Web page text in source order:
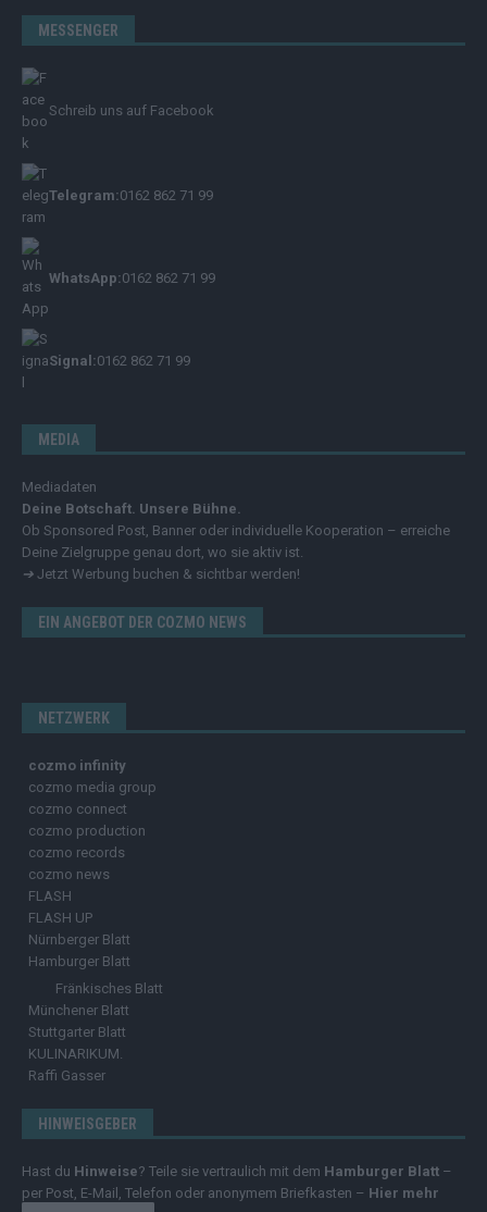
MESSENGER
Schreib uns auf Facebook
Telegram:0162 862 71 99
WhatsApp:0162 862 71 99
Signal:0162 862 71 99
MEDIA
Mediadaten
Deine Botschaft. Unsere Bühne.
Ob Sponsored Post, Banner oder individuelle Kooperation – erreiche
Deine Zielgruppe genau dort, wo sie aktiv ist.
➔ Jetzt Werbung buchen & sichtbar werden!
EIN ANGEBOT DER COZMO NEWS
NETZWERK
cozmo infinity
cozmo media group
cozmo connect
cozmo production
cozmo records
cozmo news
FLASH
FLASH UP
Nürnberger Blatt
Hamburger Blatt
Fränkisches Blatt
Münchener Blatt
Stuttgarter Blatt
KULINARIKUM.
Raffi Gasser
HINWEISGEBER
Hast du Hinweise? Teile sie vertraulich mit dem Hamburger Blatt –
per Post, E-Mail, Telefon oder anonymem Briefkasten – Hier mehr